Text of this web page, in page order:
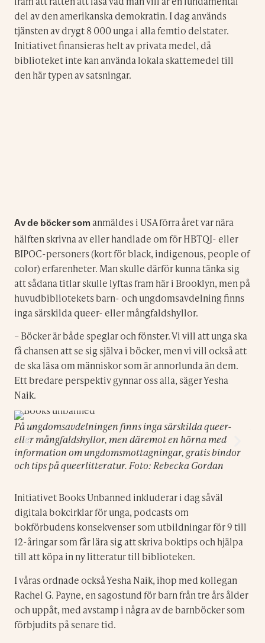
del av den amerikanska demokratin. I dag används
tjänsten av drygt 8 000 unga i alla femtio delstater.
Initiativet finansieras helt av privata medel, då
biblioteket inte kan använda lokala skattemedel till
den här typen av satsningar.
Av de böcker som anmäldes i USA förra året var nära
hälften skrivna av eller handlade om för HBTQI- eller
BIPOC-personers (kort för black, indigenous, people of
color) erfarenheter. Man skulle därför kunna tänka sig
att sådana titlar skulle lyftas fram här i Brooklyn, men på
huvudbibliotekets barn- och ungdomsavdelning finns
inga särskilda queer- eller mångfaldshyllor.
– Böcker är både speglar och fönster. Vi vill att unga ska
få chansen att se sig själva i böcker, men vi vill också att
de ska läsa om människor som är annorlunda än dem.
Ett bredare perspektiv gynnar oss alla, säger Yesha
Naik.
På ungdomsavdelningen finns inga särskilda queer-
eller mångfaldshyllor, men däremot en hörna med
information om ungdomsmottagningar, gratis bindor
och tips på queerlitteratur. Foto: Rebecka Gordan
Initiativet Books Unbanned inkluderar i dag såväl
digitala bokcirklar för unga, podcasts om
bokförbudens konsekvenser som utbildningar för 9 till
12-åringar som får lära sig att skriva boktips och hjälpa
till att köpa in ny litteratur till biblioteken.
I våras ordnade också Yesha Naik, ihop med kollegan
Rachel G. Payne, en sagostund för barn från tre års ålder
och uppåt, med avstamp i några av de barnböcker som
förbjudits på senare tid.